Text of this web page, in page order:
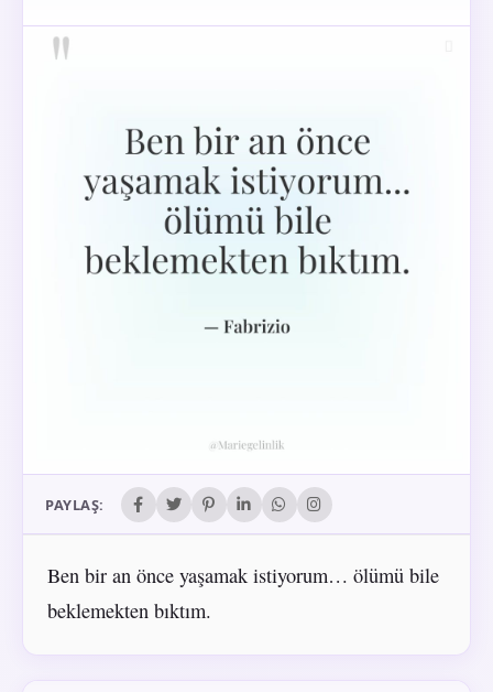
PAYLAŞ:
Ben bir an önce yaşamak istiyorum… ölümü bile
beklemekten bıktım.